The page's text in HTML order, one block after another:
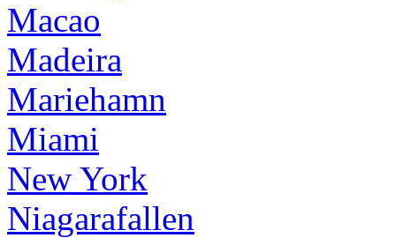
Macao
Madeira
Mariehamn
Miami
New York
Niagarafallen